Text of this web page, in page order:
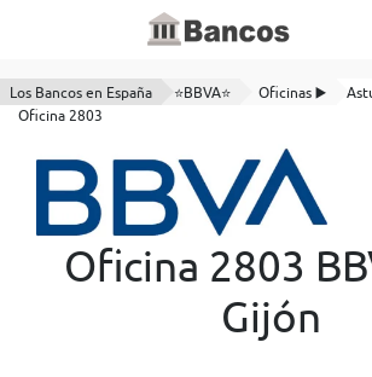
Los Bancos en España ⭐BBVA⭐ Oficinas ▶️
Oficina 2803
Oficina 2803
Gijón